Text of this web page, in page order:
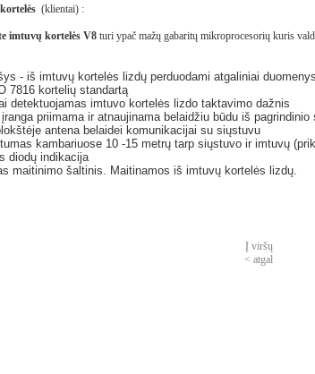
(klientai) :
imtuvų kortelės V8 turi ypač mažų gabaritų mikroprocesorių kuris
- iš imtuvų kortelės lizdų perduodami atgaliniai
7816 kortelių standartą
detektuojamas imtuvo kortelės lizdo taktavimo dažnis
įranga priimama ir atnaujinama belaidžiu būdu iš pagrindinio
antena belaidei komunikacijai su siųstuvu
kambariuose 10 -15 metrų tarp siųstuvo ir imtuvų
diodų indikacija
maitinimo šaltinis. Maitinamos iš imtuvų kortelės lizdų.
Į viršų
< atgal